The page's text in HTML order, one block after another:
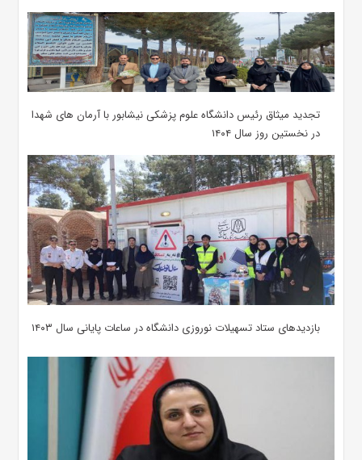
تجدید میثاق رئیس دانشگاه علوم پزشکی نیشابور با آرمان های شهدا
در نخستین روز سال ۱۴۰۴
بازدیدهای ستاد تسهیلات نوروزی دانشگاه در ساعات پایانی سال ۱۴۰۳